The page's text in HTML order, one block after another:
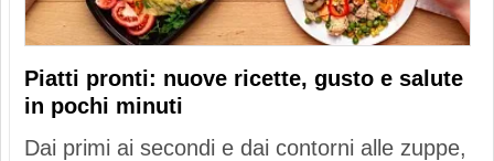
Piatti pronti: nuove ricette, gusto e salute
in pochi minuti
Dai primi ai secondi e dai contorni alle zuppe,